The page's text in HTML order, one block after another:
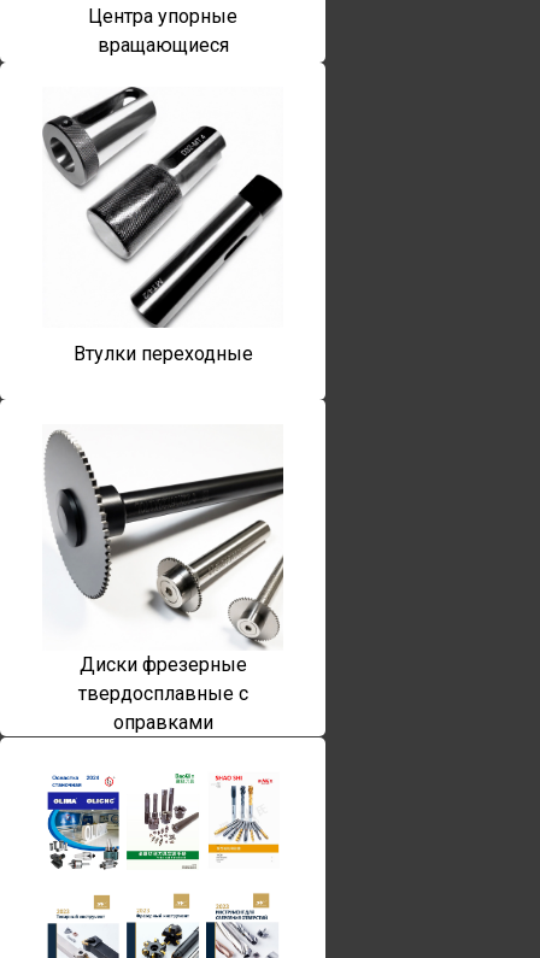
Центра упорные
вращающиеся
Втулки переходные
Диски фрезерные
твердосплавные с
оправками